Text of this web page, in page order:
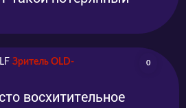
Зритель OLD-
0
восхитительное